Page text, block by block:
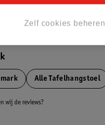
Bezorginformatie
Alle Tafelhangstoel
wij de reviews?
Zelf cookies beheren